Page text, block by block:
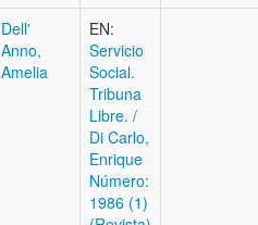
Dell'
Anno,
Amelia
EN:
Servicio
Social.
Tribuna
Libre. /
Di Carlo,
Enrique
Número:
1986 (1)